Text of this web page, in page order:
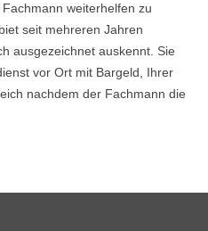
weiterhelfen zu
seit mehreren Jahren
ausgezeichnet auskennt. Sie
vor Ort mit Bargeld, Ihrer
nachdem der Fachmann die